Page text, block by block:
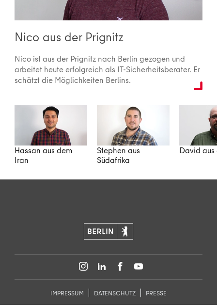
Nico aus der Prignitz
Nico ist aus der Prignitz nach Berlin gezogen und
arbeitet heute erfolgreich als IT-Sicherheitsberater. Er
schätzt die Möglichkeiten Berlins.
Hassan aus dem
Iran
Stephen aus
Südafrika
David aus
IMPRESSUM DATENSCHUTZ PRESSE